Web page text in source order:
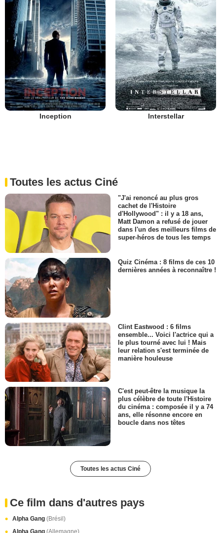
Inception Interstellar
Toutes les actus Ciné
"J'ai renoncé au plus gros
cachet de l'Histoire
d'Hollywood" : il y a 18 ans,
Matt Damon a refusé de jouer
dans l'un des meilleurs films de
super-héros de tous les temps
Quiz Cinéma : 8 films de ces 10
dernières années à reconnaître !
Clint Eastwood : 6 films
ensemble... Voici l'actrice qui a
le plus tourné avec lui ! Mais
leur relation s'est terminée de
manière houleuse
C'est peut-être la musique la
plus célèbre de toute l'Histoire
du cinéma : composée il y a 74
ans, elle résonne encore en
boucle dans nos têtes
Toutes les actus Ciné
Ce film dans d'autres pays
Alpha Gang (Brésil)